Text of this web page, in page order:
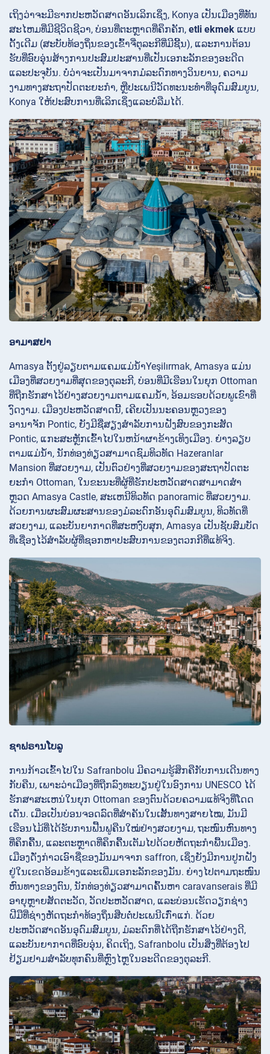
ເຖິງວ່າຈະມີຮາກປະຫວັດສາດອັນເລິກເຊິ່ງ, Konya ເປັນເມືອງທີ່ທັນ
ສະໄຫມທີ່ມີຊີວິດຊີວາ, ບ່ອນທີ່ຕະຫຼາດທີ່ຄຶກຄັກ, etli ekmek ແບບ
ດັ້ງເດີມ (ສະບັບທ້ອງຖິ່ນຂອງເຂົ້າຈີ່ຕຸລະກີທີ່ມີຊີ້ນ), ແລະການຕ້ອນ
ຮັບທີ່ອົບອຸ່ນສ້າງການປະສົມປະສານທີ່ເປັນເອກະລັກຂອງອະດີດ
ແລະປະຈຸບັນ. ບໍ່ວ່າຈະເປັນມາຈາກມໍລະດົກທາງວິນຍານ, ຄວາມ
ງາມທາງສະຖາປັດຕະຍະກໍາ, ຫຼືປະເພນີວັດທະນະທໍາທີ່ອຸດົມສົມບູນ,
Konya ໃຫ້ປະສົບການທີ່ເລິກເຊິ່ງແລະບໍ່ລືມໄດ້.
ອາມາສຢາ
Amasya ຕັ້ງຢູ່ລຽບຕາມແຄມແມ່ນ້ໍາYeşilırmak, Amasya ແມ່ນ
ເມືອງທີ່ສວຍງາມທີ່ສຸດຂອງຕຸລະກີ, ບ່ອນທີ່ມີເຮືອນໃນຍຸກ Ottoman
ທີ່ຖືກຮັກສາໄວ້ຢ່າງສວຍງາມຕາມແຄມນ້ໍາ, ອ້ອມຮອບດ້ວຍພູເຂົາທີ່
ງົດງາມ. ເມືອງປະຫວັດສາດນີ້, ເຄີຍເປັນນະຄອນຫຼວງຂອງ
ອານາຈັກ Pontic, ຍັງມີຊື່ສຽງສໍາລັບການຝັງສົບຂອງກະສັດ
Pontic, ແກະສະຫຼັກເຂົ້າໄປໃນຫນ້າຜາຂ້າງເທິງເມືອງ. ຍ່າງລຽບ
ຕາມແມ່ນ້ໍາ, ນັກທ່ອງທ່ຽວສາມາດຊົມທິວທັດ Hazeranlar
Mansion ທີ່ສວຍງາມ, ເປັນຕົວຢ່າງທີ່ສວຍງາມຂອງສະຖາປັດຕະ
ຍະກໍາ Ottoman, ໃນຂະນະທີ່ຜູ້ທີ່ຮັກປະຫວັດສາດສາມາດສໍາ
ຫຼວດ Amasya Castle, ສະເຫນີທິວທັດ panoramic ທີ່ສວຍງາມ.
ດ້ວຍການຜະສົມຜະສານຂອງມໍລະດົກອັນອຸດົມສົມບູນ, ທິວທັດທີ່
ສວຍງາມ, ແລະບັນຍາກາດທີ່ສະຫງົບສຸກ, Amasya ເປັນຊັບສົມບັດ
ທີ່ເຊື່ອງໄວ້ສໍາລັບຜູ້ທີ່ຊອກຫາປະສົບການຂອງຕວກກີທີ່ແທ້ຈິງ.
ຊາຟຣານໂບລູ
ການກ້າວເຂົ້າໄປໃນ Safranbolu ມີຄວາມຮູ້ສຶກຄືກັບການເດີນທາງ
ກັບຄືນ, ເພາະວ່າເມືອງທີ່ຖືກລົງທະບຽນຢູ່ໃນອົງການ UNESCO ໄດ້
ຮັກສາສະເຫນ່ໃນຍຸກ Ottoman ຂອງຕົນດ້ວຍຄວາມແທ້ຈິງທີ່ໂດດ
ເດັ່ນ. ​ເມື່ອ​ເປັນ​ບ່ອນ​ຈອດ​ລົດ​ທີ່​ສຳຄັນ​ໃນ​ເສັ້ນທາງ​ສາຍ​ໄໝ, ມັນ​ມີ​
ເຮືອນ​ໄມ້​ທີ່​ໄດ້​ຮັບ​ການ​ຟື້ນ​ຟູ​ຄືນ​ໃໝ່​ຢ່າງ​ສວຍ​ງາມ, ຖະໜົນ​ຫົນທາງ​
ທີ່​ຄຶກຄື້ນ, ​ແລະ​ຕະຫຼາດ​ທີ່​ຄຶກຄື້ນ​ເຕັມ​ໄປ​ດ້ວຍ​ຫັດຖະກຳ​ພື້ນ​ເມືອງ.
ເມືອງດັ່ງກ່າວເອົາຊື່ຂອງມັນມາຈາກ saffron, ເຊິ່ງຍັງມີການປູກຝັງ
ຢູ່ໃນເຂດອ້ອມຂ້າງແລະເພີ່ມເອກະລັກຂອງມັນ. ຍ່າງໄປຕາມຖະໜົນ
ຫົນທາງຂອງຕົນ, ນັກທ່ອງທ່ຽວສາມາດຄົ້ນຫາ caravanserais ທີ່ມີ
ອາຍຸຫຼາຍສັດຕະວັດ, ວັດປະຫວັດສາດ, ແລະບ່ອນເຮັດວຽກຊ່າງ
ຝີມືທີ່ຊ່າງຫັດຖະກໍາທ້ອງຖິ່ນສືບຕໍ່ປະເພນີເກົ່າແກ່. ດ້ວຍ
ປະຫວັດສາດອັນອຸດົມສົມບູນ, ມໍລະດົກທີ່ໄດ້ຖືກຮັກສາໄວ້ຢ່າງດີ,
ແລະບັນຍາກາດທີ່ອົບອຸ່ນ, ຄິດເຖິງ, Safranbolu ເປັນສິ່ງທີ່ຕ້ອງໄປ
ຢ້ຽມຢາມສໍາລັບທຸກຄົນທີ່ຫຼົງໄຫຼໃນອະດີດຂອງຕຸລະກີ.